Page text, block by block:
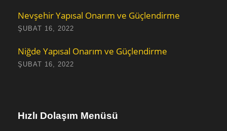
Nevşehir Yapısal Onarım ve Güçlendirme
ŞUBAT 16, 2022
Niğde Yapısal Onarım ve Güçlendirme
ŞUBAT 16, 2022
Hızlı Dolaşım Menüsü